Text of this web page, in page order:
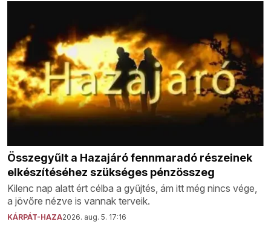
Összegyűlt a Hazajáró fennmaradó részeinek
elkészítéséhez szükséges pénzösszeg
Kilenc nap alatt ért célba a gyűjtés, ám itt még nincs vége,
a jövőre nézve is vannak terveik.
KÁRPÁT-HAZA2026. aug. 5. 17:16